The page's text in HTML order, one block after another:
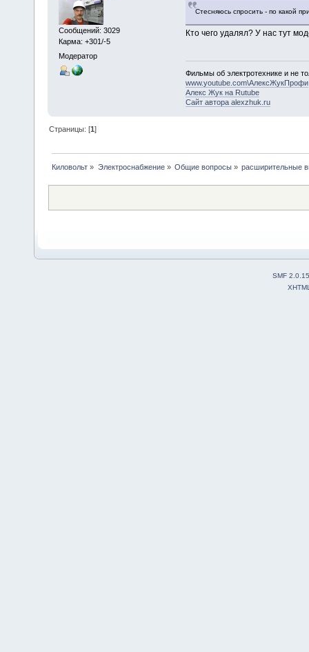
Сообщений: 3029
Карма: +301/-5
Модератор
Стесняюсь спросить - по какой
Кто чего удалял? У нас тут
Фильмы об электротехнике и не
www.youtube.com\АлексЖукПрофи
Алекс Жук на Rutube
Сайт автора alexzhuk.ru
Страницы: [1]
Киловольт » Электроснабжение» Общие вопросы» расширительные
SMF 2.0.15